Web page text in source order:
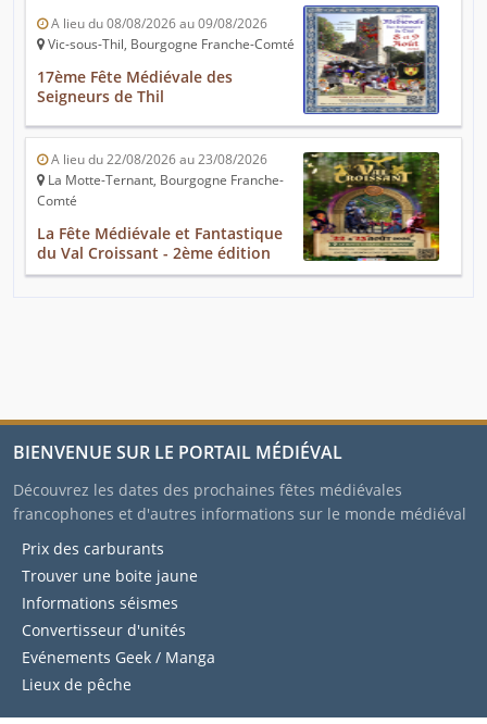
A lieu du 08/08/2026 au 09/08/2026
Vic-sous-Thil, Bourgogne Franche-Comté
17ème Fête Médiévale des
Seigneurs de Thil
A lieu du 22/08/2026 au 23/08/2026
La Motte-Ternant, Bourgogne Franche-
Comté
La Fête Médiévale et Fantastique
du Val Croissant - 2ème édition
BIENVENUE SUR LE PORTAIL MÉDIÉVAL
Découvrez les dates des prochaines fêtes médiévales
francophones et d'autres informations sur le monde médiéval
Prix des carburants
Trouver une boite jaune
Informations séismes
Convertisseur d'unités
Evénements Geek / Manga
Lieux de pêche